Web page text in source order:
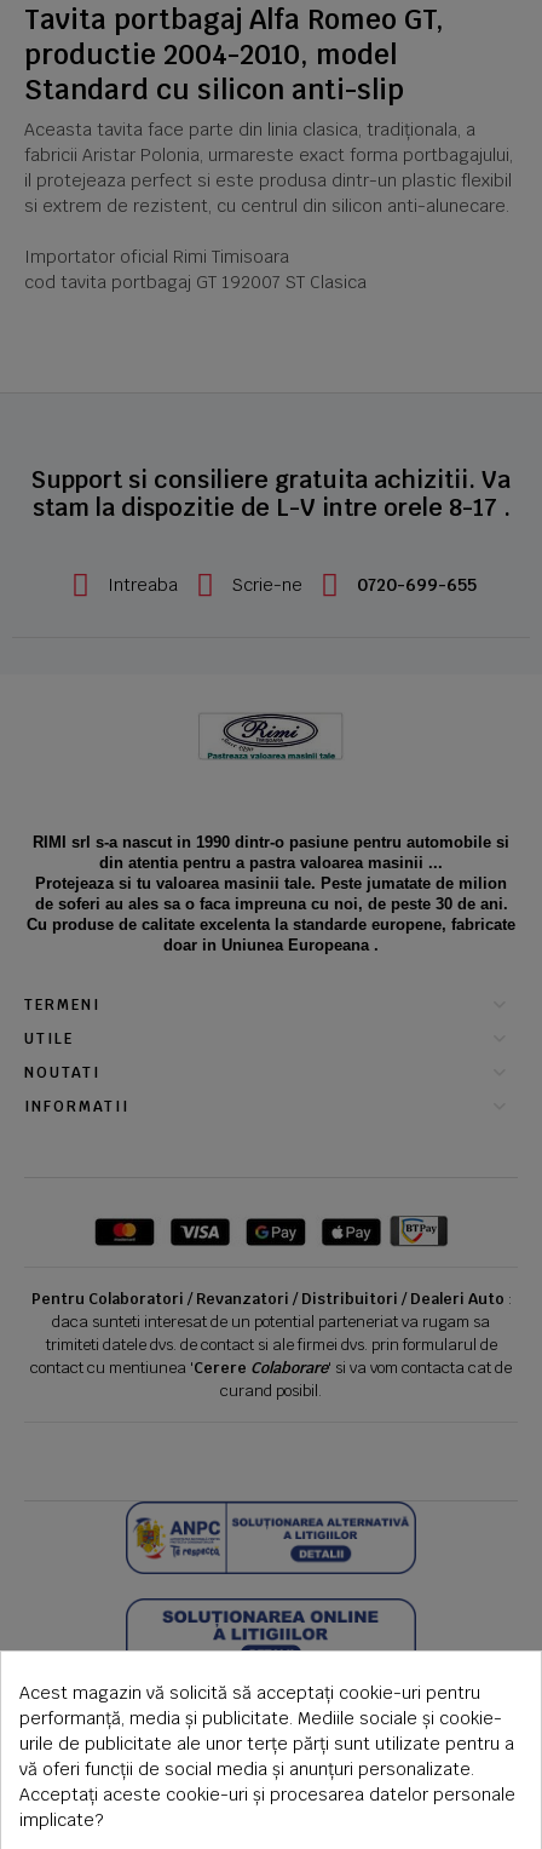
Tavita portbagaj Alfa Romeo GT,
productie 2004-2010, model
Standard cu silicon anti-slip
Aceasta tavita face parte din linia clasica, tradiționala, a
fabricii Aristar Polonia, urmareste exact forma portbagajului,
il protejeaza perfect si este produsa dintr-un plastic flexibil
si extrem de rezistent, cu centrul din silicon anti-alunecare.
Importator oficial Rimi Timisoara
cod tavita portbagaj GT 192007 ST Clasica
Support si consiliere gratuita achizitii. Va
stam la dispozitie de L-V intre orele 8-17 .
Intreaba Scrie-ne 0720-699-655
RIMI srl s-a nascut in 1990 dintr-o pasiune pentru automobile si
din atentia pentru a pastra valoarea masinii ...
Protejeaza si tu valoarea masinii tale. Peste jumatate de milion
de soferi au ales sa o faca impreuna cu noi, de peste 30 de ani.
Cu produse de calitate excelenta la standarde europene, fabricate
doar in Uniunea Europeana .
TERMENI
UTILE
NOUTATI
INFORMATII
Pentru Colaboratori / Revanzatori / Distribuitori / Dealeri Auto :
daca sunteti interesat de un potential parteneriat va rugam sa
trimiteti datele dvs. de contact si ale firmei dvs. prin formularul de
contact cu mentiunea 'Cerere Colaborare' si va vom contacta cat de
curand posibil.
Acest magazin vă solicită să acceptați cookie-uri pentru
performanță, media și publicitate. Mediile sociale și cookie-
urile de publicitate ale unor terțe părți sunt utilizate pentru a
vă oferi funcții de social media și anunțuri personalizate.
Acceptați aceste cookie-uri și procesarea datelor personale
implicate?